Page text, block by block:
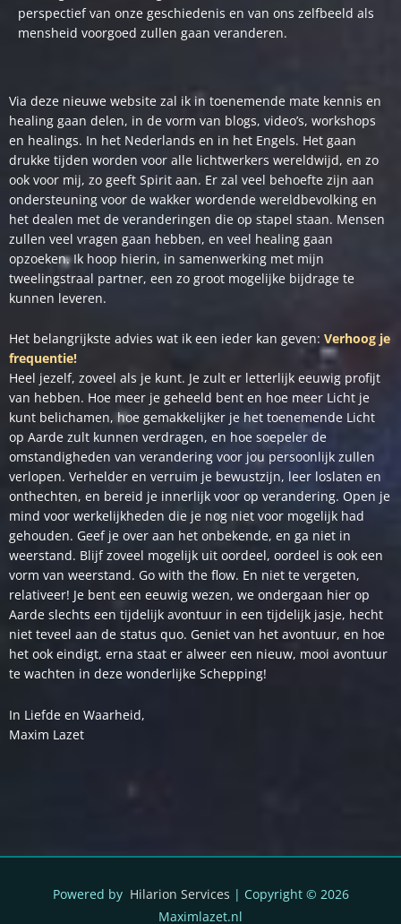
perspectief van onze geschiedenis en van ons zelfbeeld als
mensheid voorgoed zullen gaan veranderen.
Via deze nieuwe website zal ik in toenemende mate kennis en
healing gaan delen, in de vorm van blogs, video’s, workshops
en healings. In het Nederlands en in het Engels. Het gaan
drukke tijden worden voor alle lichtwerkers wereldwijd, en zo
ook voor mij, zo geeft Spirit aan. Er zal veel behoefte zijn aan
ondersteuning voor de wakker wordende wereldbevolking en
het dealen met de veranderingen die op stapel staan. Mensen
zullen veel vragen gaan hebben, en veel healing gaan
opzoeken. Ik hoop hierin, in samenwerking met mijn
tweelingstraal partner, een zo groot mogelijke bijdrage te
kunnen leveren.
Het belangrijkste advies wat ik een ieder kan geven: Verhoog je
frequentie!
Heel jezelf, zoveel als je kunt. Je zult er letterlijk eeuwig profijt
van hebben. Hoe meer je geheeld bent en hoe meer Licht je
kunt belichamen, hoe gemakkelijker je het toenemende Licht
op Aarde zult kunnen verdragen, en hoe soepeler de
omstandigheden van verandering voor jou persoonlijk zullen
verlopen. Verhelder en verruim je bewustzijn, leer loslaten en
onthechten, en bereid je innerlijk voor op verandering. Open je
mind voor werkelijkheden die je nog niet voor mogelijk had
gehouden. Geef je over aan het onbekende, en ga niet in
weerstand. Blijf zoveel mogelijk uit oordeel, oordeel is ook een
vorm van weerstand. Go with the flow. En niet te vergeten,
relativeer! Je bent een eeuwig wezen, we ondergaan hier op
Aarde slechts een tijdelijk avontuur in een tijdelijk jasje, hecht
niet teveel aan de status quo. Geniet van het avontuur, en hoe
het ook eindigt, erna staat er alweer een nieuw, mooi avontuur
te wachten in deze wonderlijke Schepping!
In Liefde en Waarheid,
Maxim Lazet
Powered by Hilarion Services | Copyright © 2026
Maximlazet.nl